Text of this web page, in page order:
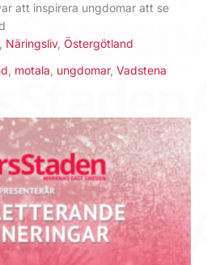
att inspirera ungdomar att se
Näringsliv, Östergötland
motala ungdomar, Vadstena